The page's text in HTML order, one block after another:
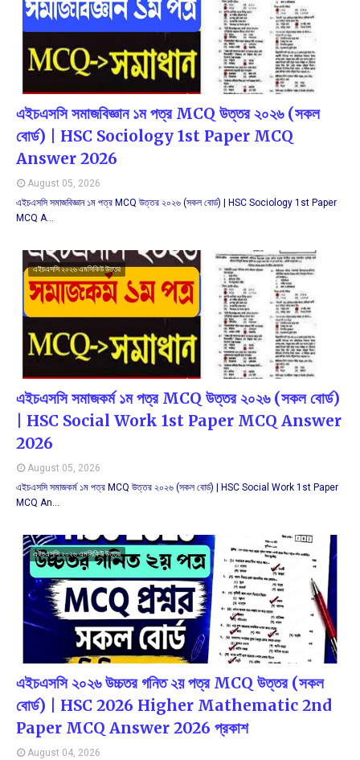
এইচএসসি সমাজবিজ্ঞান ১ম পত্র MCQ উত্তর ২০২৬ (সকল
বোর্ড) | HSC Sociology 1st Paper MCQ
Answer 2026
August 05, 2026
এইচএসসি সমাজবিজ্ঞান ১ম পত্র MCQ উত্তর ২০২৬ (সকল বোর্ড) | HSC Sociology 1st Paper
MCQ A…
এইচএসসি ২০২৬ এমসিকিউ উত্তর
এইচএসসি সমাজকর্ম ১ম পত্র MCQ উত্তর ২০২৬ (সকল বোর্ড)
| HSC Social Work 1st Paper MCQ Answer
2026
August 05, 2026
এইচএসসি সমাজকর্ম ১ম পত্র MCQ উত্তর ২০২৬ (সকল বোর্ড) | HSC Social Work 1st Paper
MCQ An…
এইচএসসি ২০২৬ এমসিকিউ উত্তর
এইচএসসি ২০২৬ উচ্চতর গনিত ২য় পত্র MCQ উত্তর (সকল
বোর্ড) | HSC 2026 Higher Mathematic 2nd
Paper MCQ Answer 2026 প্রকাশ
August 04, 2026